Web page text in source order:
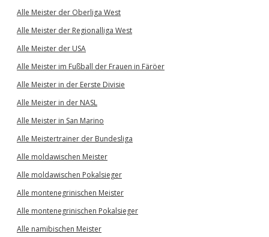
Alle Meister der Oberliga West
Alle Meister der Regionalliga West
Alle Meister der USA
Alle Meister im Fußball der Frauen in Färöer
Alle Meister in der Eerste Divisie
Alle Meister in der NASL
Alle Meister in San Marino
Alle Meistertrainer der Bundesliga
Alle moldawischen Meister
Alle moldawischen Pokalsieger
Alle montenegrinischen Meister
Alle montenegrinischen Pokalsieger
Alle namibischen Meister